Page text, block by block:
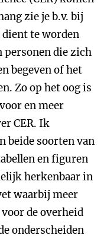
zie je b.v. bij
te worden
personen die zich
begeven of het
Zo op het oog is
en meer
CER. Ik
beide soorten van
en figuren
herkenbaar in
waarbij meer
de overheid
onderscheiden